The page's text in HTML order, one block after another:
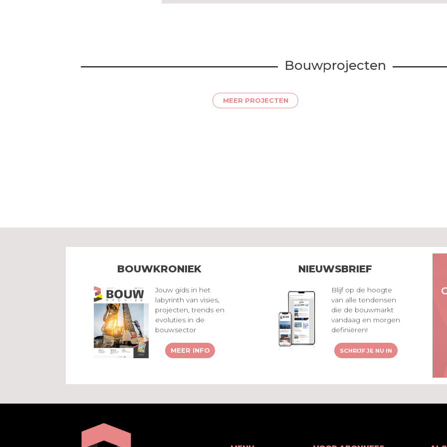
Bouwprojecten
MEER PROJECTEN
BOUWKRONIEK
Jouw gids in het
labyrinth van visies,
projecten, trends en
evoluties in de
bouwsector
MEER INFO
NIEUWSBRIEF
Blijf op de hoogte
van alle tendensen
die de bouwmarkt
vandaag en morgen
definiëren!
SCHRIJF JE NU IN